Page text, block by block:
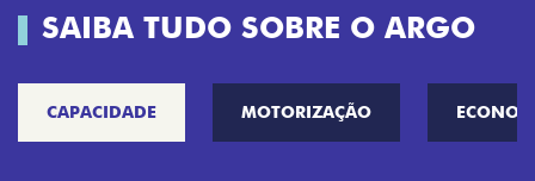
SAIBA TUDO SOBRE O ARGO
CAPACIDADE MOTORIZAÇÃO